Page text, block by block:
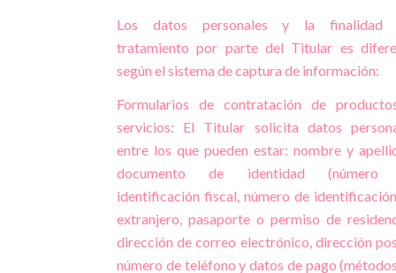
Los datos personales y la finalidad
tratamiento por parte del Titular es
según el sistema de captura de información:
Formularios de contratación de
servicios: El Titular solicita datos
entre los que pueden estar: nombre y
documento de identidad (número
identificación fiscal, número de
extranjero, pasaporte o permiso de
dirección de correo electrónico, dirección
número de teléfono y datos de pago